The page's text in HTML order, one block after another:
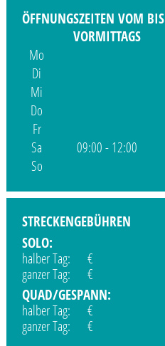
ÖFFNUNGSZEITEN VOM BIS
VORMITTAGS
Mo
Di
Mi
Do
Fr
Sa
09:00 - 12:00
So
STRECKENGEBÜHREN
SOLO:
halber Tag: €
ganzer Tag: €
QUAD/GESPANN:
halber Tag: €
ganzer Tag: €